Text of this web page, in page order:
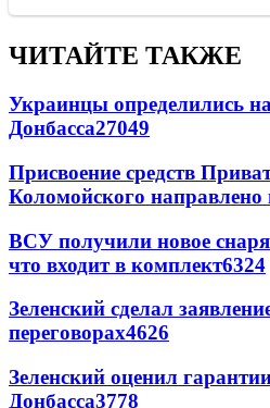
ЧИТАЙТЕ ТАКЖЕ
Украинцы определились
Донбасса27049
Присвоение средств
Коломойского направлено
ВСУ получили новое
что входит в комплект6324
Зеленский сделал
переговорах4626
Зеленский оценил
Донбасса3778